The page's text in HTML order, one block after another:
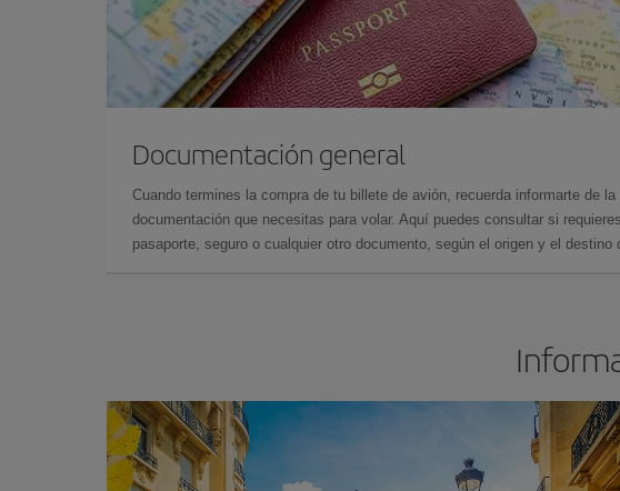
Documentación general
Cuando termines la compra de tu billete de avión, recuerda informarte de la
documentación que necesitas para volar. Aquí puedes consultar si
pasaporte, seguro o cualquier otro documento, según el origen y el destino